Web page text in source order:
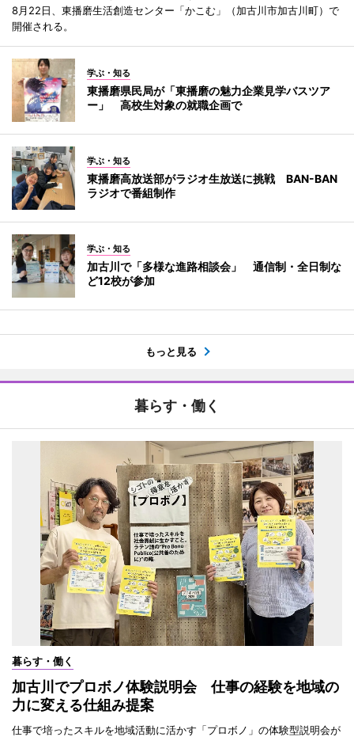
8月22日、東播磨生活創造センター「かこむ」（加古川市加古川町）で
開催される。
学ぶ・知る
東播磨県民局が「東播磨の魅力企業見学バスツア
ー」 高校生対象の就職企画で
学ぶ・知る
東播磨高放送部がラジオ生放送に挑戦 BAN-BAN
ラジオで番組制作
学ぶ・知る
加古川で「多様な進路相談会」 通信制・全日制な
ど12校が参加
もっと見る
暮らす・働く
暮らす・働く
加古川でプロボノ体験説明会 仕事の経験を地域の
力に変える仕組み提案
仕事で培ったスキルを地域活動に活かす「プロボノ」の体験型説明会が